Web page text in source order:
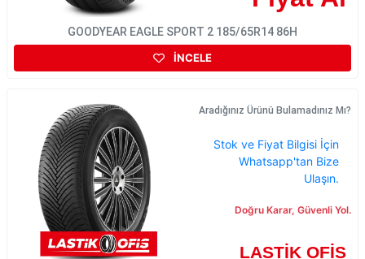
GOODYEAR EAGLE SPORT 2 185/65R14 86H
İNCELE
Aradığınız Ürünü Bulamadınız Mı?
Stok ve Fiyat Bilgisi İçin
Whatsapp'tan Bize
Ulaşın.
Doğru Karar, Güvenli Yol.
LASTİK OFİS